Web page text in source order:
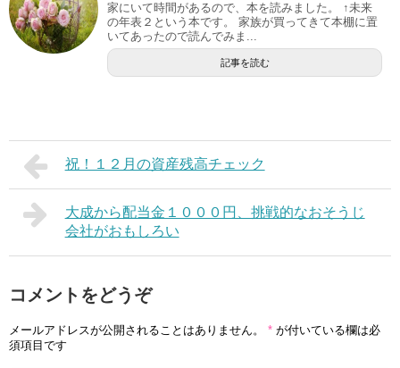
家にいて時間があるので、本を読みました。 ↑未来
の年表２という本です。 家族が買ってきて本棚に置
いてあったので読んでみま...
記事を読む
祝！１２月の資産残高チェック
大成から配当金１０００円、挑戦的なおそうじ
会社がおもしろい
コメントをどうぞ
メールアドレスが公開されることはありません。 * が付いている欄は必
須項目です